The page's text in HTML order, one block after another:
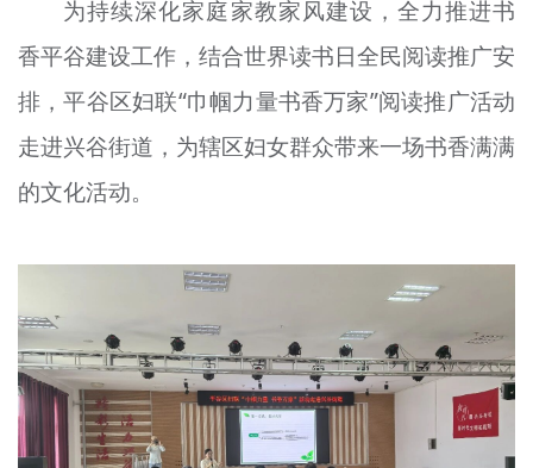
未成年人思想道德建设
榜样人物
+
身边好人
文明评论
专题
资料库
+
为持续深化家庭家教家风建设，全力推进书
香平谷建设工作，结合世界读书日全民阅读推广安
排，平谷区妇联“巾帼力量书香万家”阅读推广活动
走进兴谷街道，为辖区妇女群众带来一场书香满满
的文化活动。